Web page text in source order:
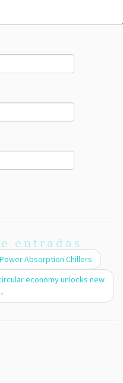
entradas
Absorption Chillers
economy unlocks new